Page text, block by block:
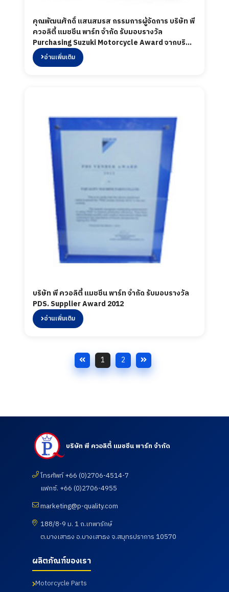
คุณพัฒนศักดิ์ แสนสมรส กรรมการผู้จัดการ บริษัท พี
ควอลิตี้ แมชชีน พาร์ท จำกัด รับมอบรางวัล
Purchasing Suzuki Motorcycle Award จากบริษัท
Thai Suzuki Motor Co.,Ltd.
อ่านเพิ่มเติม
บริษัท พี ควอลิตี้ แมชชีน พาร์ท จำกัด รับมอบรางวัล
PDS. Supplier Award 2012
อ่านเพิ่มเติม
1 2
บริษัท พี ควอลิตี้ แมชชีน พาร์ท จำกัด
โทรศัพท์ +66 (0)2706-4514-7
แฟกซ์. +66 (0)2706-4955
marketing@p-quality.com
188/8-9 ม. 1 ถ.เทพารักษ์
ต.บางเสาธง อ.บางเสาธง จ.สมุทรปราการ 10570
ผลิตภัณฑ์ของเรา
Motorcycle Parts